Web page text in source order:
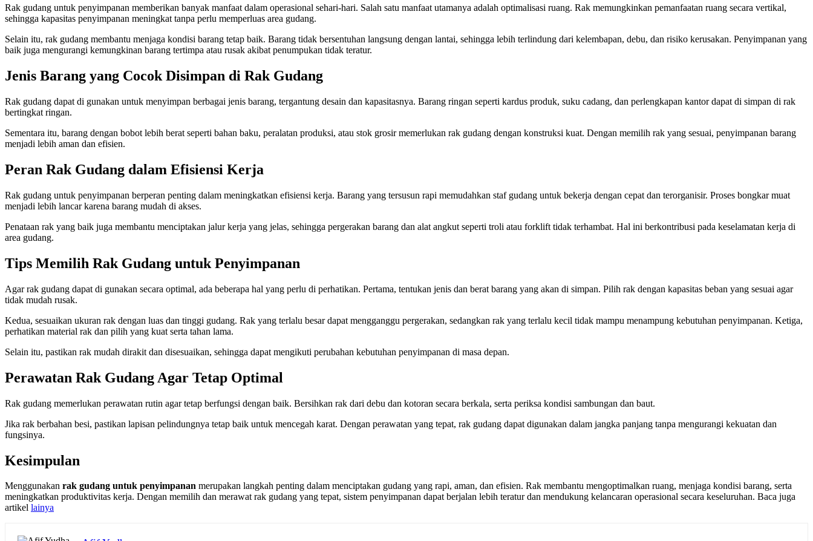
Rak gudang untuk penyimpanan memberikan banyak manfaat dalam operasional sehari-hari. Salah satu manfaat utamanya adalah optimalisasi ruang. Rak memungkinkan pemanfaatan ruang secara vertikal,
sehingga kapasitas penyimpanan meningkat tanpa perlu memperluas area gudang.
Selain itu, rak gudang membantu menjaga kondisi barang tetap baik. Barang tidak bersentuhan langsung dengan lantai, sehingga lebih terlindung dari kelembapan, debu, dan risiko kerusakan. Penyimpanan yang
baik juga mengurangi kemungkinan barang tertimpa atau rusak akibat penumpukan tidak teratur.
Jenis Barang yang Cocok Disimpan di Rak Gudang
Rak gudang dapat di gunakan untuk menyimpan berbagai jenis barang, tergantung desain dan kapasitasnya. Barang ringan seperti kardus produk, suku cadang, dan perlengkapan kantor dapat di simpan di rak
bertingkat ringan.
Sementara itu, barang dengan bobot lebih berat seperti bahan baku, peralatan produksi, atau stok grosir memerlukan rak gudang dengan konstruksi kuat. Dengan memilih rak yang sesuai, penyimpanan barang
menjadi lebih aman dan efisien.
Peran Rak Gudang dalam Efisiensi Kerja
Rak gudang untuk penyimpanan berperan penting dalam meningkatkan efisiensi kerja. Barang yang tersusun rapi memudahkan staf gudang untuk bekerja dengan cepat dan terorganisir. Proses bongkar muat
menjadi lebih lancar karena barang mudah di akses.
Penataan rak yang baik juga membantu menciptakan jalur kerja yang jelas, sehingga pergerakan barang dan alat angkut seperti troli atau forklift tidak terhambat. Hal ini berkontribusi pada keselamatan kerja di
area gudang.
Tips Memilih Rak Gudang untuk Penyimpanan
Agar rak gudang dapat di gunakan secara optimal, ada beberapa hal yang perlu di perhatikan. Pertama, tentukan jenis dan berat barang yang akan di simpan. Pilih rak dengan kapasitas beban yang sesuai agar
tidak mudah rusak.
Kedua, sesuaikan ukuran rak dengan luas dan tinggi gudang. Rak yang terlalu besar dapat mengganggu pergerakan, sedangkan rak yang terlalu kecil tidak mampu menampung kebutuhan penyimpanan. Ketiga,
perhatikan material rak dan pilih yang kuat serta tahan lama.
Selain itu, pastikan rak mudah dirakit dan disesuaikan, sehingga dapat mengikuti perubahan kebutuhan penyimpanan di masa depan.
Perawatan Rak Gudang Agar Tetap Optimal
Rak gudang memerlukan perawatan rutin agar tetap berfungsi dengan baik. Bersihkan rak dari debu dan kotoran secara berkala, serta periksa kondisi sambungan dan baut.
Jika rak berbahan besi, pastikan lapisan pelindungnya tetap baik untuk mencegah karat. Dengan perawatan yang tepat, rak gudang dapat digunakan dalam jangka panjang tanpa mengurangi kekuatan dan
fungsinya.
Kesimpulan
Menggunakan rak gudang untuk penyimpanan merupakan langkah penting dalam menciptakan gudang yang rapi, aman, dan efisien. Rak membantu mengoptimalkan ruang, menjaga kondisi barang, serta
meningkatkan produktivitas kerja. Dengan memilih dan merawat rak gudang yang tepat, sistem penyimpanan dapat berjalan lebih teratur dan mendukung kelancaran operasional secara keseluruhan. Baca juga
artikel lainya